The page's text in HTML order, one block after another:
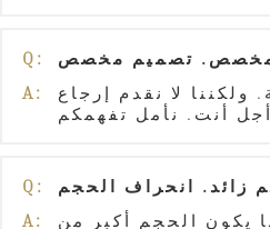
Q:
A:
لا نقدم إرجاع
Q:
A:
يكون الحجم أكبر من